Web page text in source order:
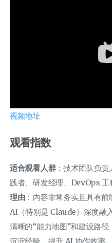
视频地址
观看指数
适合观看人群：技术团队负
践者、研发经理、DevOps 工
理由 ：内容非常务实且具有
AI（特别是 Claude）深度融
清晰的“能力地图”和建设路径
沉淀经验，提升 AI 协作效率。